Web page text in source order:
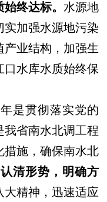
终达标。 水源地
实加强水源地污染
业结构，加强生
口水库水质始终保
年是贯彻落实党的
我省南水北调工程
措施，确保南水北
清形势，明确方
大精神，迅速适应